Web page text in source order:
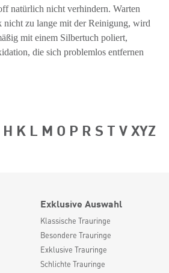
natürlich nicht verhindern. Warten
nicht zu lange mit der Reinigung, wird
mit einem Silbertuch poliert,
die sich problemlos entfernen
H K L M O P RSTVXYZ
Exklusive Auswahl
Klassische Trauringe
Besondere Trauringe
Exklusive Trauringe
Schlichte Trauringe